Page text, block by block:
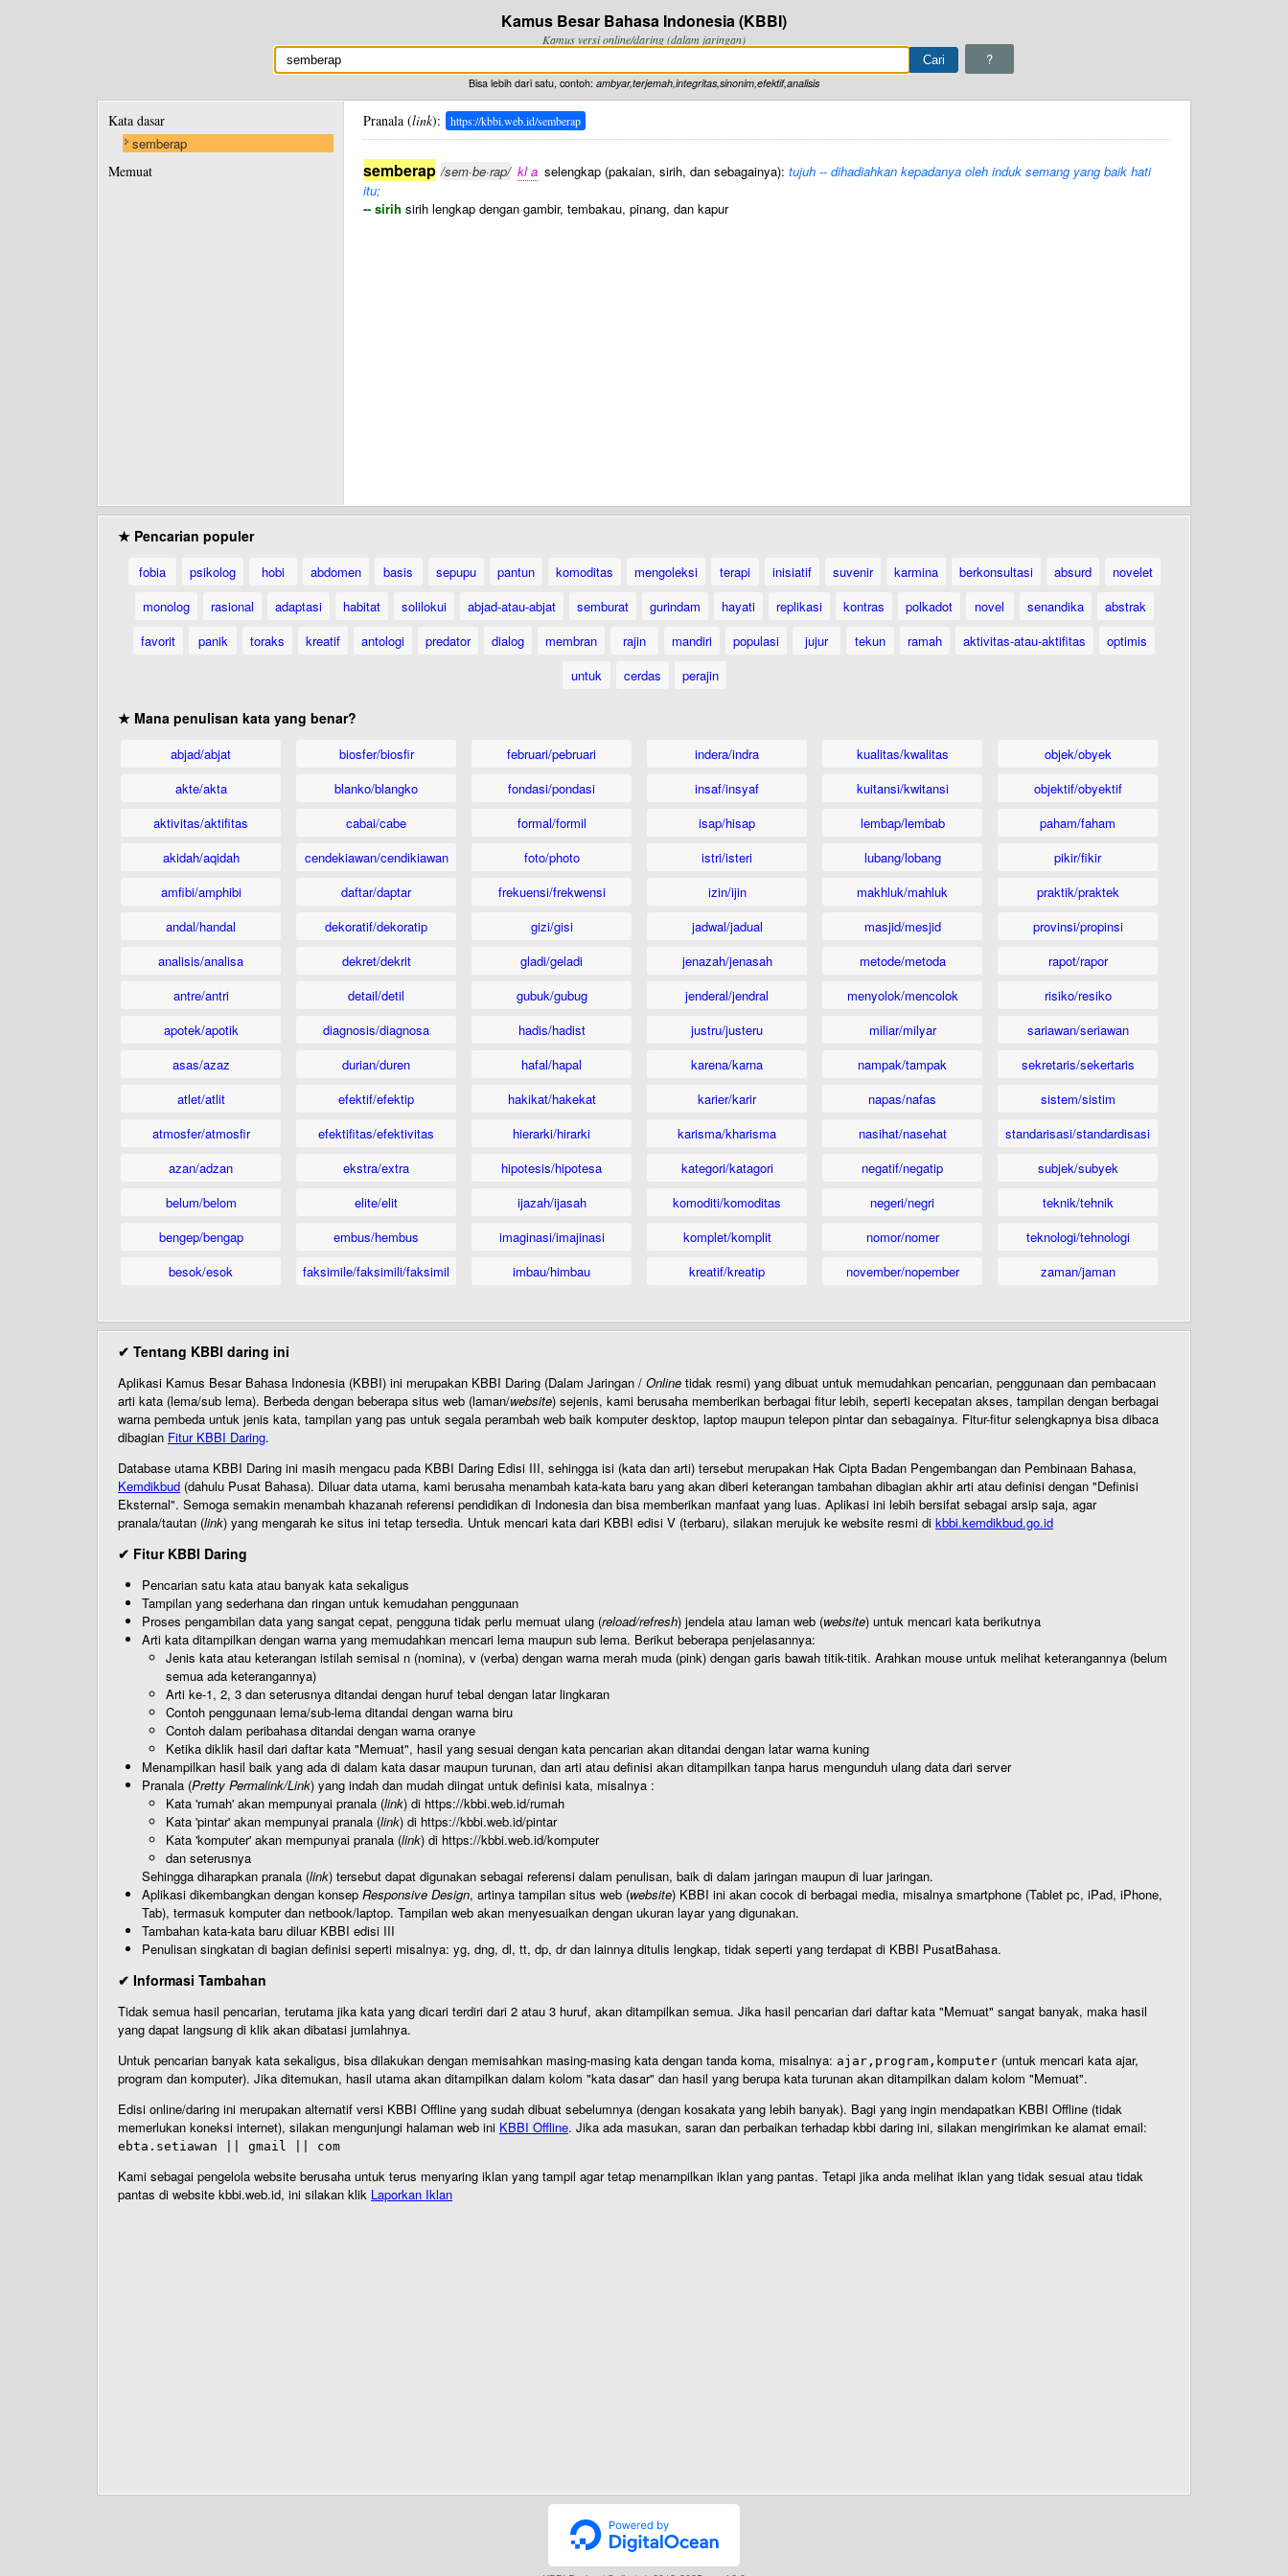
Kamus Besar Bahasa Indonesia (KBBI)
Kamus versi online/daring (dalam jaringan)
?
Bisa lebih dari satu, contoh: ambyar,terjemah,integritas,sinonim,efektif,analisis
Kata dasar
semberap
Memuat
Pranala (link): https://kbbi.web.id/semberap
semberap /sem·be·rap/ kl a selengkap (pakaian, sirih, dan sebagainya): tujuh -- dihadiahkan kepadanya oleh induk semang yang baik hati
itu;
-- sirih sirih lengkap dengan gambir, tembakau, pinang, dan kapur
★ Pencarian populer
fobia psikolog hobi abdomen basis sepupu pantun komoditas mengoleksi terapi inisiatif suvenir karmina berkonsultasi absurd
novelet
monolog
rasional adaptasi habitat solilokui abjad-atau-abjat semburat gurindam hayati replikasi kontras polkadot novel senandika
abstrak
favorit
panik toraks kreatif antologi predator dialog membran rajin mandiri populasi jujur tekun ramah aktivitas-atau-aktifitas
optimis
untuk
cerdas perajin
★ Mana penulisan kata yang benar?
abjad/abjat
akte/akta
aktivitas/aktifitas
akidah/aqidah
amfibi/amphibi
andal/handal
analisis/analisa
antre/antri
apotek/apotik
asas/azaz
atlet/atlit
atmosfer/atmosfir
azan/adzan
belum/belom
bengep/bengap
besok/esok
biosfer/biosfir
blanko/blangko
cabai/cabe
cendekiawan/cendikiawan
daftar/daptar
dekoratif/dekoratip
dekret/dekrit
detail/detil
diagnosis/diagnosa
durian/duren
efektif/efektip
efektifitas/efektivitas
ekstra/extra
elite/elit
embus/hembus
faksimile/faksimili/faksimil
februari/pebruari
fondasi/pondasi
formal/formil
foto/photo
frekuensi/frekwensi
gizi/gisi
gladi/geladi
gubuk/gubug
hadis/hadist
hafal/hapal
hakikat/hakekat
hierarki/hirarki
hipotesis/hipotesa
ijazah/ijasah
imaginasi/imajinasi
imbau/himbau
indera/indra
insaf/insyaf
isap/hisap
istri/isteri
izin/ijin
jadwal/jadual
jenazah/jenasah
jenderal/jendral
justru/justeru
karena/karna
karier/karir
karisma/kharisma
kategori/katagori
komoditi/komoditas
komplet/komplit
kreatif/kreatip
kualitas/kwalitas
kuitansi/kwitansi
lembap/lembab
lubang/lobang
makhluk/mahluk
masjid/mesjid
metode/metoda
menyolok/mencolok
miliar/milyar
nampak/tampak
napas/nafas
nasihat/nasehat
negatif/negatip
negeri/negri
nomor/nomer
november/nopember
objek/obyek
objektif/obyektif
paham/faham
pikir/fikir
praktik/praktek
provinsi/propinsi
rapot/rapor
risiko/resiko
sariawan/seriawan
sekretaris/sekertaris
sistem/sistim
standarisasi/standardisasi
subjek/subyek
teknik/tehnik
teknologi/tehnologi
zaman/jaman
✔ Tentang KBBI daring ini
Aplikasi Kamus Besar Bahasa Indonesia (KBBI) ini merupakan KBBI Daring (Dalam Jaringan / Online tidak resmi) yang dibuat untuk memudahkan pencarian, penggunaan dan pembacaan
arti kata (lema/sub lema). Berbeda dengan beberapa situs web (laman/website) sejenis, kami berusaha memberikan berbagai fitur lebih, seperti kecepatan akses, tampilan dengan berbagai
warna pembeda untuk jenis kata, tampilan yang pas untuk segala perambah web baik komputer desktop, laptop maupun telepon pintar dan sebagainya. Fitur-fitur selengkapnya bisa dibaca
dibagian Fitur KBBI Daring.
Database utama KBBI Daring ini masih mengacu pada KBBI Daring Edisi III, sehingga isi (kata dan arti) tersebut merupakan Hak Cipta Badan Pengembangan dan Pembinaan Bahasa,
Kemdikbud (dahulu Pusat Bahasa). Diluar data utama, kami berusaha menambah kata-kata baru yang akan diberi keterangan tambahan dibagian akhir arti atau definisi dengan "Definisi
Eksternal". Semoga semakin menambah khazanah referensi pendidikan di Indonesia dan bisa memberikan manfaat yang luas. Aplikasi ini lebih bersifat sebagai arsip saja, agar
pranala/tautan (link) yang mengarah ke situs ini tetap tersedia. Untuk mencari kata dari KBBI edisi V (terbaru), silakan merujuk ke website resmi di kbbi.kemdikbud.go.id
✔ Fitur KBBI Daring
Pencarian satu kata atau banyak kata sekaligus
Tampilan yang sederhana dan ringan untuk kemudahan penggunaan
Proses pengambilan data yang sangat cepat, pengguna tidak perlu memuat ulang (reload/refresh) jendela atau laman web (website) untuk mencari kata berikutnya
Arti kata ditampilkan dengan warna yang memudahkan mencari lema maupun sub lema. Berikut beberapa penjelasannya:
Jenis kata atau keterangan istilah semisal n (nomina), v (verba) dengan warna merah muda (pink) dengan garis bawah titik-titik. Arahkan mouse untuk melihat keterangannya (belum
semua ada keterangannya)
Arti ke-1, 2, 3 dan seterusnya ditandai dengan huruf tebal dengan latar lingkaran
Contoh penggunaan lema/sub-lema ditandai dengan warna biru
Contoh dalam peribahasa ditandai dengan warna oranye
Ketika diklik hasil dari daftar kata "Memuat", hasil yang sesuai dengan kata pencarian akan ditandai dengan latar warna kuning
Menampilkan hasil baik yang ada di dalam kata dasar maupun turunan, dan arti atau definisi akan ditampilkan tanpa harus mengunduh ulang data dari server
Pranala (Pretty Permalink/Link) yang indah dan mudah diingat untuk definisi kata, misalnya :
Kata 'rumah' akan mempunyai pranala (link) di https://kbbi.web.id/rumah
Kata 'pintar' akan mempunyai pranala (link) di https://kbbi.web.id/pintar
Kata 'komputer' akan mempunyai pranala (link) di https://kbbi.web.id/komputer
dan seterusnya
Sehingga diharapkan pranala (link) tersebut dapat digunakan sebagai referensi dalam penulisan, baik di dalam jaringan maupun di luar jaringan.
Aplikasi dikembangkan dengan konsep Responsive Design, artinya tampilan situs web (website) KBBI ini akan cocok di berbagai media, misalnya smartphone (Tablet pc, iPad, iPhone,
Tab), termasuk komputer dan netbook/laptop. Tampilan web akan menyesuaikan dengan ukuran layar yang digunakan.
Tambahan kata-kata baru diluar KBBI edisi III
Penulisan singkatan di bagian definisi seperti misalnya: yg, dng, dl, tt, dp, dr dan lainnya ditulis lengkap, tidak seperti yang terdapat di KBBI PusatBahasa.
✔ Informasi Tambahan
Tidak semua hasil pencarian, terutama jika kata yang dicari terdiri dari 2 atau 3 huruf, akan ditampilkan semua. Jika hasil pencarian dari daftar kata "Memuat" sangat banyak, maka hasil
yang dapat langsung di klik akan dibatasi jumlahnya.
Untuk pencarian banyak kata sekaligus, bisa dilakukan dengan memisahkan masing-masing kata dengan tanda koma, misalnya: ajar,program,komputer (untuk mencari kata ajar,
program dan komputer). Jika ditemukan, hasil utama akan ditampilkan dalam kolom "kata dasar" dan hasil yang berupa kata turunan akan ditampilkan dalam kolom "Memuat".
Edisi online/daring ini merupakan alternatif versi KBBI Offline yang sudah dibuat sebelumnya (dengan kosakata yang lebih banyak). Bagi yang ingin mendapatkan KBBI Offline (tidak
memerlukan koneksi internet), silakan mengunjungi halaman web ini KBBI Offline. Jika ada masukan, saran dan perbaikan terhadap kbbi daring ini, silakan mengirimkan ke alamat email:
ebta.setiawan || gmail || com
Kami sebagai pengelola website berusaha untuk terus menyaring iklan yang tampil agar tetap menampilkan iklan yang pantas. Tetapi jika anda melihat iklan yang tidak sesuai atau tidak
pantas di website kbbi.web.id, ini silakan klik Laporkan Iklan